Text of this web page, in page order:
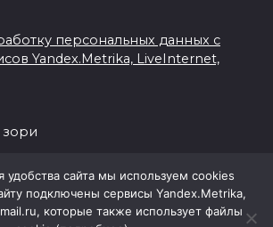
персональных данных с
Yandex.Metrika, LiveInternet,
зори
сайта мы используем cookies
подключены сервисы Yandex.Metrika,
которые также использует файлы